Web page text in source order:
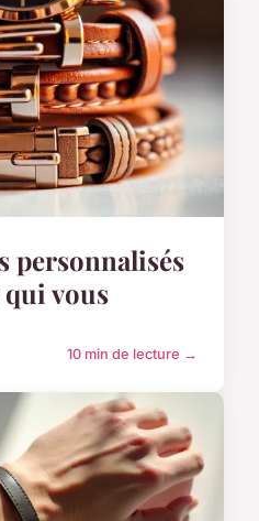
personnalisés
vous
10 min de lecture →